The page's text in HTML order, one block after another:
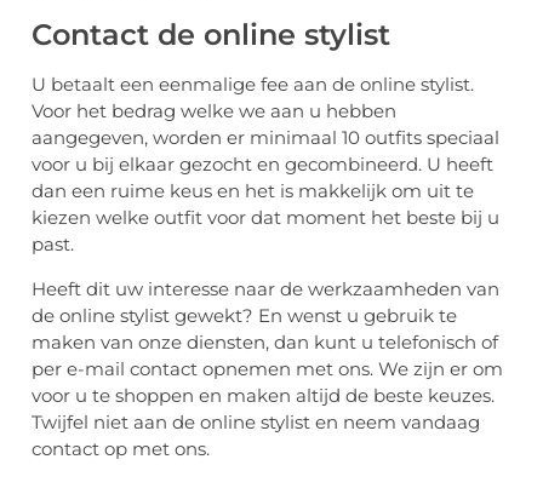
Contact de online stylist
U betaalt een eenmalige fee aan de online stylist.
Voor het bedrag welke we aan u hebben
aangegeven, worden er minimaal 10 outfits speciaal
voor u bij elkaar gezocht en gecombineerd. U heeft
dan een ruime keus en het is makkelijk om uit te
kiezen welke outfit voor dat moment het beste bij u
past.
Heeft dit uw interesse naar de werkzaamheden van
de online stylist gewekt? En wenst u gebruik te
maken van onze diensten, dan kunt u telefonisch of
per e-mail contact opnemen met ons. We zijn er om
voor u te shoppen en maken altijd de beste keuzes.
Twijfel niet aan de online stylist en neem vandaag
contact op met ons.